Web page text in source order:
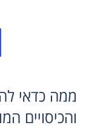
ממה כדאי
והכיסויים